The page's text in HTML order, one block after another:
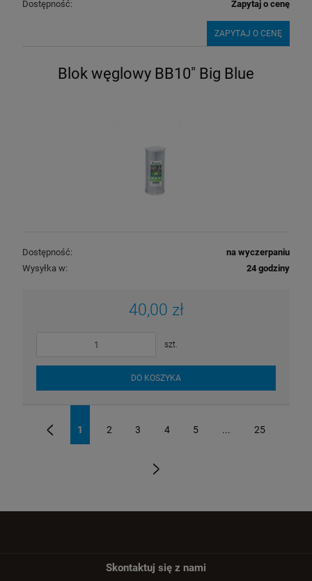
Dostępność: Zapytaj o cenę
ZAPYTAJ O CENĘ
Blok węglowy BB10" Big Blue
Dostępność:
na wyczerpaniu
Wysyłka w:
24 godziny
40,00 zł
szt.
DO KOSZYKA
1 2 3 4 5 ... 25
Skontaktuj się z nami